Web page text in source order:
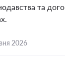
та
2026